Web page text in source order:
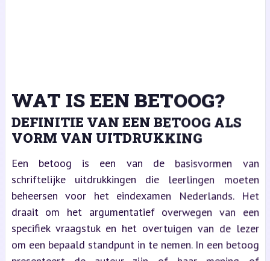
WAT IS EEN BETOOG?
DEFINITIE VAN EEN BETOOG ALS
VORM VAN UITDRUKKING
Een betoog is een van de basisvormen van
schriftelijke uitdrukkingen die leerlingen moeten
beheersen voor het eindexamen Nederlands. Het
draait om het argumentatief overwegen van een
specifiek vraagstuk en het overtuigen van de lezer
om een bepaald standpunt in te nemen. In een betoog